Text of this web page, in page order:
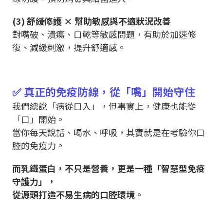
(3) 舒緩修護 × 幫助敏感與不適狀況改善
對嘴破、潰瘍、口乾等敏感問題，有助於加速修
復、減緩刺激，提升舒適感。
✅ 真正的免疫防線，從「嘴」開始守住
我們總說「病從口入」，但事實上，健康也能從
「口」開始。
當你每天說話、喝水、呼吸，其實就是在考驗你口
腔的免疫力。
而乳鐵蛋白，不只是營養，更是一種「智慧型免疫
守護力」，
從源頭打造不易生病的口腔環境。